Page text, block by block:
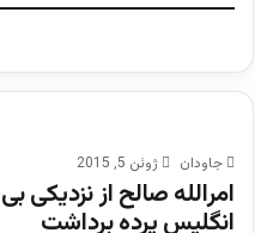
جاودان ژوئن 5, 2015
امرالله صالح از
انگلیس پرده برداشت